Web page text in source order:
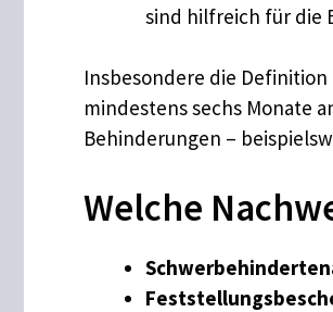
sind hilfreich für die
Insbesondere die
mindestens sechs Monate
Behinderungen –
Welche